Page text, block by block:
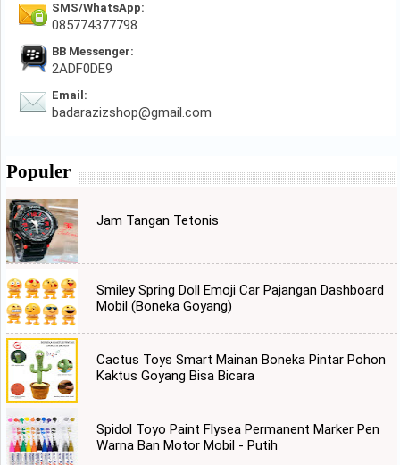
SMS/WhatsApp:
085774377798
BB Messenger:
2ADF0DE9
Email:
badarazizshop@gmail.com
Populer
Jam Tangan Tetonis
Smiley Spring Doll Emoji Car Pajangan Dashboard
Mobil (Boneka Goyang)
Cactus Toys Smart Mainan Boneka Pintar Pohon
Kaktus Goyang Bisa Bicara
Spidol Toyo Paint Flysea Permanent Marker Pen
Warna Ban Motor Mobil - Putih